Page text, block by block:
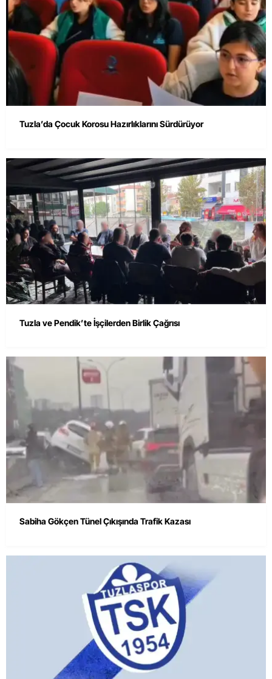
Tuzla’da Çocuk Korosu Hazırlıklarını Sürdürüyor
Tuzla ve Pendik’te İşçilerden Birlik Çağrısı
Sabiha Gökçen Tünel Çıkışında Trafik Kazası